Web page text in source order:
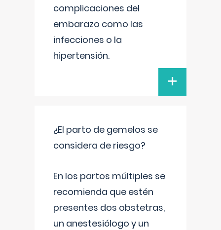
complicaciones del
embarazo como las
infecciones o la
hipertensión.
+
¿El parto de gemelos se
considera de riesgo?
En los partos múltiples se
recomienda que estén
presentes dos obstetras,
un anestesiólogo y un